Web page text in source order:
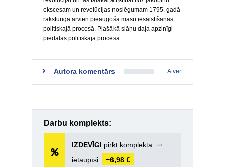
ekscesam un revolūcijas noslēgumam 1795. gadā
raksturīga arvien pieaugoša masu iesaistīšanas
politiskajā procesā. Plašākā slāņu daļa apzinīgi
piedalās politiskajā procesā. …
Autora komentārs Atvērt
Darbu komplekts:
IZDEVĪGI pirkt komplektā
➞
ietaupīsi
−6,98 €